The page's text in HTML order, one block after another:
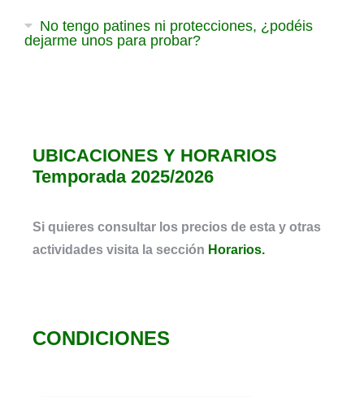
No tengo patines ni protecciones, ¿podéis
dejarme unos para probar?
UBICACIONES Y HORARIOS
Temporada 2025/2026
Si quieres consultar los precios de esta y otras
actividades visita la sección Horarios.
CONDICIONES